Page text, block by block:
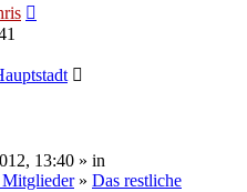
13:40 » in
» Das restliche